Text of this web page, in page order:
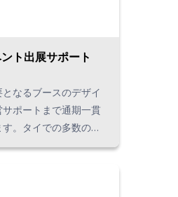
ト出展サポート
なるブースのデザイ
サポートまで通期一貫
。タイでの多数のイ
績を活かして、お客